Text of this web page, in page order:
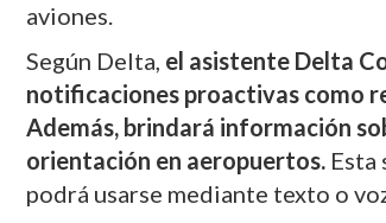
aviones.
Según Delta, el asistente Delta
notificaciones proactivas como
Además, brindará información
orientación en aeropuertos. Esta
podrá usarse mediante texto o